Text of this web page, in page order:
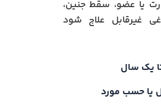
یا عضو، سقط جنین،
غیرقابل علاج شود
یک سال
یا حسب مورد